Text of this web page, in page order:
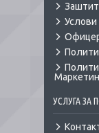
Услови
УСЛУГА ЗА